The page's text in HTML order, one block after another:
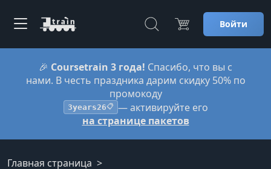
Войти
🎉 Coursetrain 3 года! Спасибо, что вы с
нами. В честь праздника дарим скидку 50% по
промокоду
3years26📋 — активируйте его
на странице пакетов
Главная страница